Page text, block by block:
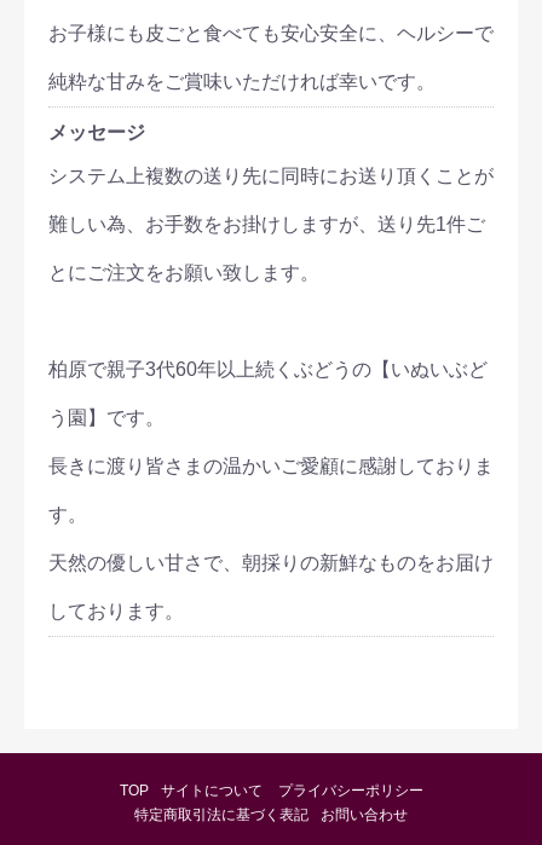
お子様にも皮ごと食べても安心安全に、ヘルシーで
純粋な甘みをご賞味いただければ幸いです。
メッセージ
システム上複数の送り先に同時にお送り頂くことが
難しい為、お手数をお掛けしますが、送り先1件ご
とにご注文をお願い致します。
柏原で親子3代60年以上続くぶどうの【いぬいぶど
う園】です。
長きに渡り皆さまの温かいご愛顧に感謝しておりま
す。
天然の優しい甘さで、朝採りの新鮮なものをお届け
しております。
TOP サイトについて
プライバシーポリシー
特定商取引法に基づく表記
お問い合わせ